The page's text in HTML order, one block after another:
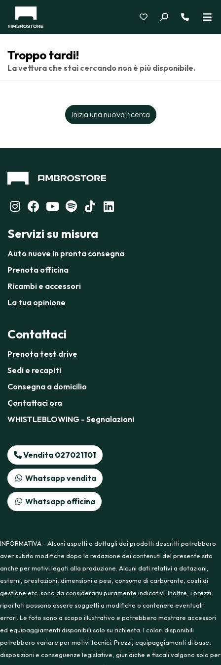
Troppo tardi!
La vettura che stai cercando non è più disponibile.
Inizia una nuova ricerca
Servizi su misura
Auto nuove in pronta consegna
Prenota officina
Ricambi e accessori
La tua opinione
Contattaci
Prenota test drive
Sedi e recapiti
Consegna a domicilio
Contattaci ora
WHISTLEBLOWING - Segnalazioni
Vendita 027021101
Whatsapp vendita
Whatsapp officina
INFORMATIVA - Alcuni aspetti e dettagli dei prodotti descritti potrebbero
aver subito modifiche dopo la redazione dei contenuti del presente sito
anche per motivi legati alla produzione. Alcuni dati relativi a dotazioni,
esterni, prestazioni, dimensioni e pesi, consumo di carburante, costi di
gestione etc. sono da considerarsi puramente indicativi. Inoltre, i prezzi
riportati possono essere soggetti a modifiche o contenere eventuali
errori. Le foto sono a scopo illustrativo e potrebbero mostrare accessori
ed equipaggiamenti disponibili solo su richiesta. I colori disponibili
potrebbero variare per motivi tecnici. Prezzi, equipaggiamenti di base,
disposizioni e conseguenze legislative, giuridiche e fiscali valgono solo per